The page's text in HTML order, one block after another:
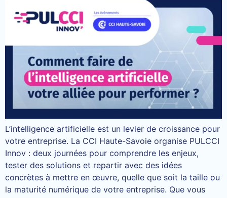
L’intelligence artificielle est un levier de croissance pour
votre entreprise. La CCI Haute-Savoie organise PULCCI
Innov : deux journées pour comprendre les enjeux,
tester des solutions et repartir avec des idées
concrètes à mettre en œuvre, quelle que soit la taille ou
la maturité numérique de votre entreprise. Que vous